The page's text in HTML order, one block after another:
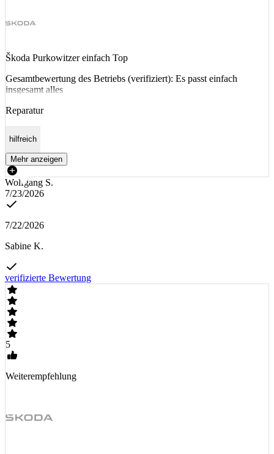
Škoda Purkowitzer einfach Top
Gesamtbewertung des Betriebs (verifiziert): Es passt einfach
insgesamt alles
Reparatur
hilfreich
Mehr anzeigen
Wolfgang S.
7/23/2026
7/22/2026
Sabine K.
verifizierte Bewertung
5
Weiterempfehlung